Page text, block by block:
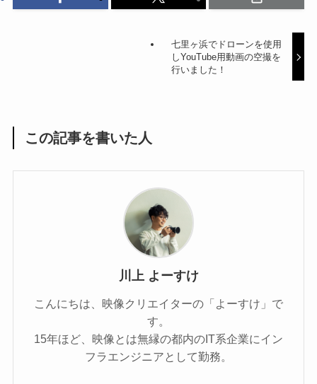
七里ヶ浜でドローンを使用
しYouTube用動画の空撮を
行いました！
この記事を書いた人
川上 よーすけ
こんにちは、映像クリエイターの「よーすけ」で
す。
15年ほど、映像とは無縁の都内のIT系企業にイン
フラエンジニアとして勤務。